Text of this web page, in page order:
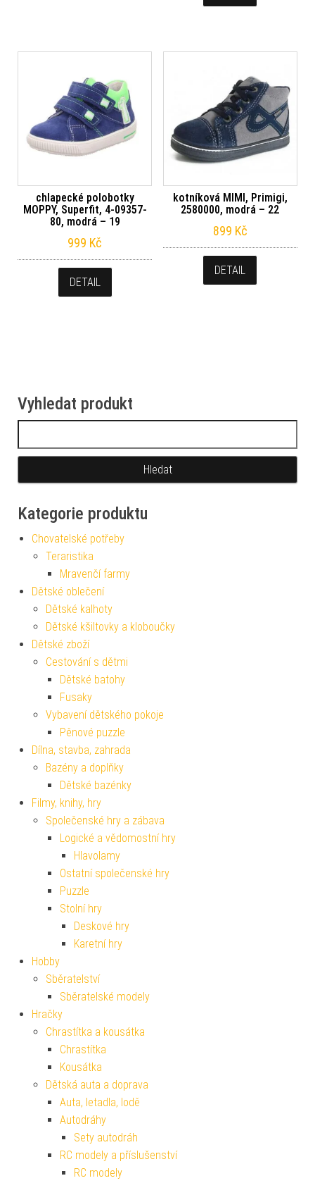
chlapecké polobotky
MOPPY, Superfit, 4-09357-
80, modrá – 19
999 Kč
DETAIL
kotníková MIMI, Primigi,
2580000, modrá – 22
899 Kč
DETAIL
Vyhledat produkt
Kategorie produktu
Chovatelské potřeby
Teraristika
Mravenčí farmy
Dětské oblečení
Dětské kalhoty
Dětské kšiltovky a kloboučky
Dětské zboží
Cestování s dětmi
Dětské batohy
Fusaky
Vybavení dětského pokoje
Pěnové puzzle
Dílna, stavba, zahrada
Bazény a doplňky
Dětské bazénky
Filmy, knihy, hry
Společenské hry a zábava
Logické a vědomostní hry
Hlavolamy
Ostatní společenské hry
Puzzle
Stolní hry
Deskové hry
Karetní hry
Hobby
Sběratelství
Sběratelské modely
Hračky
Chrastítka a kousátka
Chrastítka
Kousátka
Dětská auta a doprava
Auta, letadla, lodě
Autodráhy
Sety autodráh
RC modely a příslušenství
RC modely